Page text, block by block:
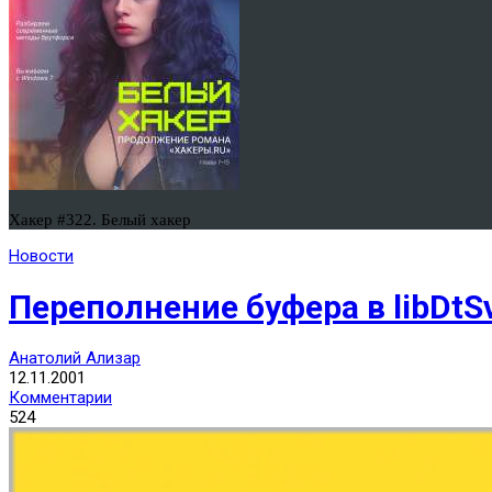
Хакер #322. Белый хакер
Новости
Переполнение буфера в
Анатолий Ализар
12.11.2001
Комментарии
524